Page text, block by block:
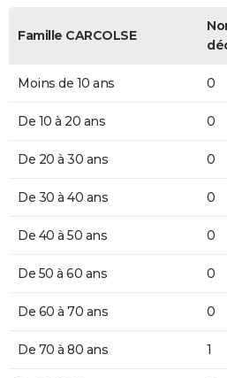
Famille CARCOLSE
Moins de 10 ans 0
De 10 à 20 ans 0
De 20 à 30 ans 0
De 30 à 40 ans 0
De 40 à 50 ans 0
De 50 à 60 ans 0
De 60 à 70 ans 0
De 70 à 80 ans 1